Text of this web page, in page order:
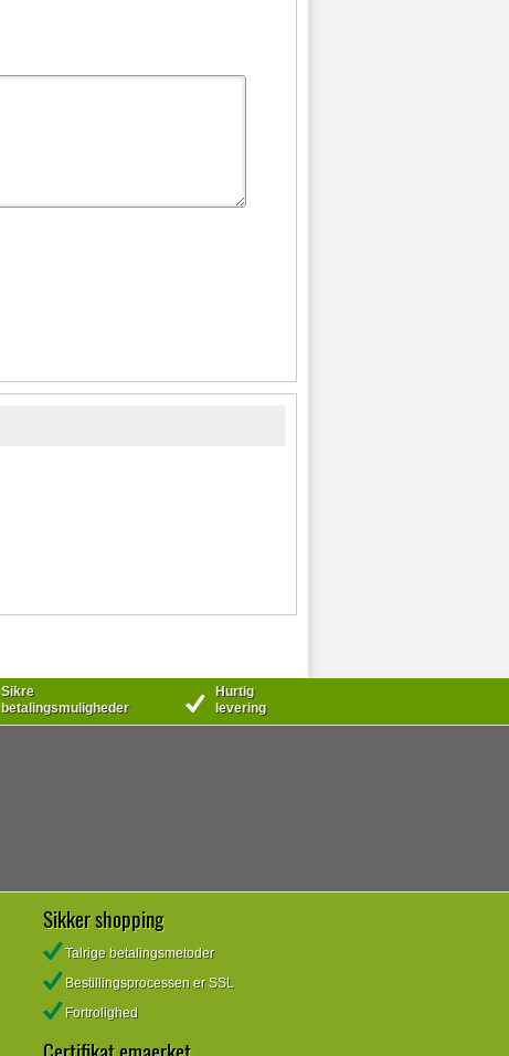
Sikre
betalingsmuligheder
Hurtig
levering
Sikker shopping
Talrige betalingsmetoder
Bestillingsprocessen er SSL
Fortrolighed